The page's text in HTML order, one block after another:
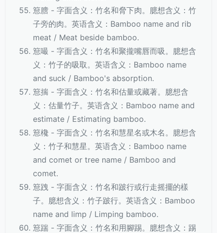
䈚膪 - 字面含义：竹名和脅下肉。臆想含义：竹
子旁的肉。英语含义：Bamboo name and rib
meat / Meat beside bamboo.
䈚嘬 - 字面含义：竹名和聚攏嘴唇而吸。臆想含
义：竹子的吸取。英语含义：Bamboo name
and suck / Bamboo's absorption.
䈚揣 - 字面含义：竹名和估量或藏著。臆想含
义：估量竹子。英语含义：Bamboo name and
estimate / Estimating bamboo.
䈚欃 - 字面含义：竹名和慧星名或木名。臆想含
义：竹子和慧星。英语含义：Bamboo name
and comet or tree name / Bamboo and
comet.
䈚跩 - 字面含义：竹名和跛行或行走摇擺的樣
子。臆想含义：竹子跛行。英语含义：Bamboo
name and limp / Limping bamboo.
䈚踹 - 字面含义：竹名和用腳踢。臆想含义：踢